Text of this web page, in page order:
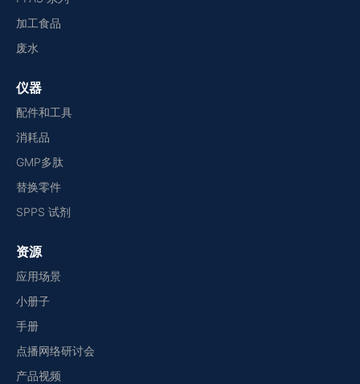
加工食品
废水
仪器
配件和工具
消耗品
GMP多肽
替换零件
SPPS 试剂
资源
应用场景
小册子
手册
点播网络研讨会
产品视频